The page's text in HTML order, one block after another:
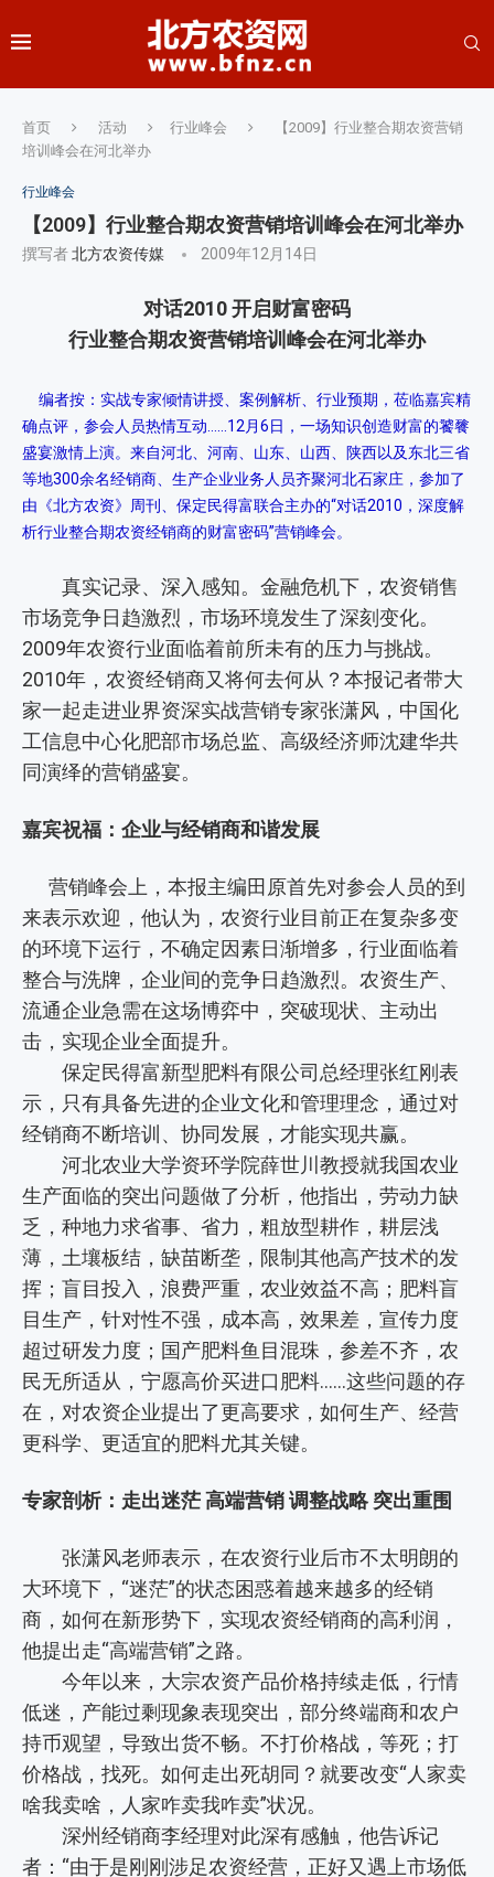
首页 活动 行业峰会
【2009】行业整合期农资营销
培训峰会在河北举办
行业峰会
【2009】行业整合期农资营销培训峰会在河北举办
撰写者北方农资传媒 2009年12月14日
对话2010 开启财富密码
行业整合期农资营销培训峰会在河北举办
编者按：实战专家倾情讲授、案例解析、行业预期，莅临嘉宾精
确点评，参会人员热情互动……12月6日，一场知识创造财富的饕餮
盛宴激情上演。来自河北、河南、山东、山西、陕西以及东北三省
等地300余名经销商、生产企业业务人员齐聚河北石家庄，参加了
由《北方农资》周刊、保定民得富联合主办的“对话2010，深度解
析行业整合期农资经销商的财富密码”营销峰会。
真实记录、深入感知。金融危机下，农资销售
市场竞争日趋激烈，市场环境发生了深刻变化。
2009年农资行业面临着前所未有的压力与挑战。
2010年，农资经销商又将何去何从？本报记者带大
家一起走进业界资深实战营销专家张潇风，中国化
工信息中心化肥部市场总监、高级经济师沈建华共
同演绎的营销盛宴。
嘉宾祝福：企业与经销商和谐发展
营销峰会上，本报主编田原首先对参会人员的到
来表示欢迎，他认为，农资行业目前正在复杂多变
的环境下运行，不确定因素日渐增多，行业面临着
整合与洗牌，企业间的竞争日趋激烈。农资生产、
流通企业急需在这场博弈中，突破现状、主动出
击，实现企业全面提升。
保定民得富新型肥料有限公司总经理张红刚表
示，只有具备先进的企业文化和管理理念，通过对
经销商不断培训、协同发展，才能实现共赢。
河北农业大学资环学院薛世川教授就我国农业
生产面临的突出问题做了分析，他指出，劳动力缺
乏，种地力求省事、省力，粗放型耕作，耕层浅
薄，土壤板结，缺苗断垄，限制其他高产技术的发
挥；盲目投入，浪费严重，农业效益不高；肥料盲
目生产，针对性不强，成本高，效果差，宣传力度
超过研发力度；国产肥料鱼目混珠，参差不齐，农
民无所适从，宁愿高价买进口肥料……这些问题的存
在，对农资企业提出了更高要求，如何生产、经营
更科学、更适宜的肥料尤其关键。
专家剖析：走出迷茫 高端营销 调整战略 突出重围
张潇风老师表示，在农资行业后市不太明朗的
大环境下，“迷茫”的状态困惑着越来越多的经销
商，如何在新形势下，实现农资经销商的高利润，
他提出走“高端营销”之路。
今年以来，大宗农资产品价格持续走低，行情
低迷，产能过剩现象表现突出，部分终端商和农户
持币观望，导致出货不畅。不打价格战，等死；打
价格战，找死。如何走出死胡同？就要改变“人家卖
啥我卖啥，人家咋卖我咋卖”状况。
深州经销商李经理对此深有感触，他告诉记
者：“由于是刚刚涉足农资经营，正好又遇上市场低